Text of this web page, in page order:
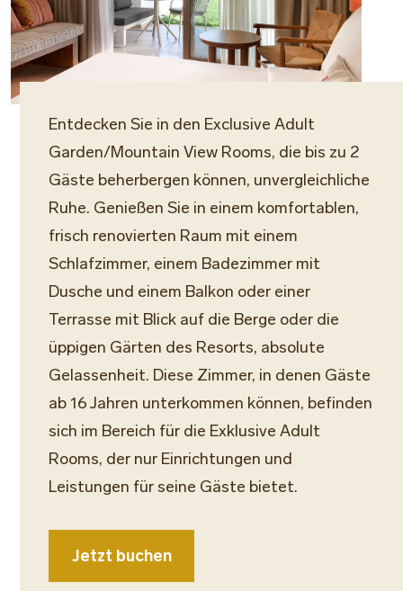
Entdecken Sie in den Exclusive Adult
Garden/Mountain View Rooms, die bis zu 2
Gäste beherbergen können, unvergleichliche
Ruhe. Genießen Sie in einem komfortablen,
frisch renovierten Raum mit einem
Schlafzimmer, einem Badezimmer mit
Dusche und einem Balkon oder einer
Terrasse mit Blick auf die Berge oder die
üppigen Gärten des Resorts, absolute
Gelassenheit. Diese Zimmer, in denen Gäste
ab 16 Jahren unterkommen können, befinden
sich im Bereich für die Exklusive Adult
Rooms, der nur Einrichtungen und
Leistungen für seine Gäste bietet.
Jetzt buchen